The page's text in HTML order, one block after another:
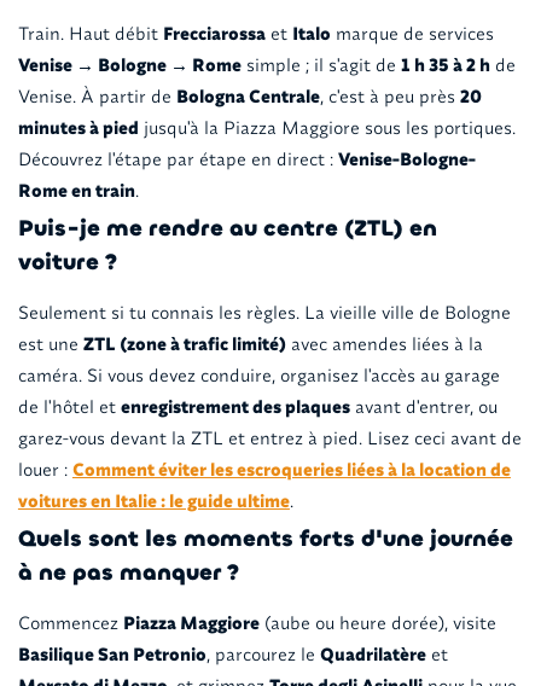
Train. Haut débit Frecciarossaet Italo marque de services
Venise → Bologne → Romesimple ; il s'agit de 1 h 35 à 2 hde
Venise. À partir de Bologna Centrale, c'est à peu près 20
minutes à pied jusqu'à la Piazza Maggiore sous les portiques.
Découvrez l'étape par étape en direct : Venise-Bologne-
Rome en train.
Puis-je me rendre au centre (ZTL) en
voiture ?
Seulement si tu connais les règles. La vieille ville de Bologne
est une ZTL (zone à trafic limité)avec amendes liées à la
caméra. Si vous devez conduire, organisez l'accès au garage
de l'hôtel et enregistrement des plaquesavant d'entrer, ou
garez-vous devant la ZTL et entrez à pied. Lisez ceci avant de
louer : Comment éviter les escroqueries liées à la location de
voitures en Italie : le guide ultime.
Quels sont les moments forts d'une journée
à ne pas manquer ?
Commencez Piazza Maggiore(aube ou heure dorée), visite
Basilique San Petronio, parcourez le Quadrilatèreet